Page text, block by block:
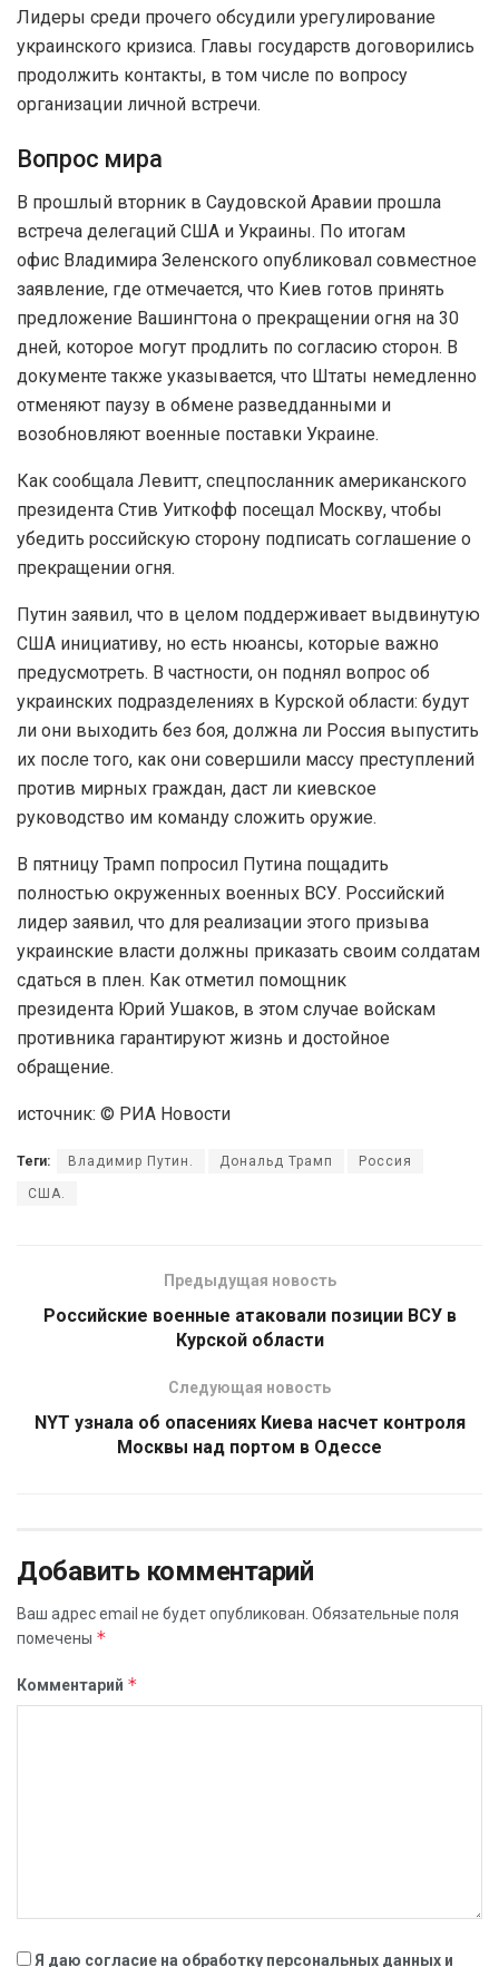
Лидеры среди прочего обсудили урегулирование
украинского кризиса. Главы государств договорились
продолжить контакты, в том числе по вопросу
организации личной встречи.
Вопрос мира
В прошлый вторник в Саудовской Аравии прошла
встреча делегаций США и Украины. По итогам
офис Владимира Зеленского опубликовал совместное
заявление, где отмечается, что Киев готов принять
предложение Вашингтона о прекращении огня на 30
дней, которое могут продлить по согласию сторон. В
документе также указывается, что Штаты немедленно
отменяют паузу в обмене разведданными и
возобновляют военные поставки Украине.
Как сообщала Левитт, спецпосланник американского
президента Стив Уиткофф посещал Москву, чтобы
убедить российскую сторону подписать соглашение о
прекращении огня.
Путин заявил, что в целом поддерживает выдвинутую
США инициативу, но есть нюансы, которые важно
предусмотреть. В частности, он поднял вопрос об
украинских подразделениях в Курской области: будут
ли они выходить без боя, должна ли Россия выпустить
их после того, как они совершили массу преступлений
против мирных граждан, даст ли киевское
руководство им команду сложить оружие.
В пятницу Трамп попросил Путина пощадить
полностью окруженных военных ВСУ. Российский
лидер заявил, что для реализации этого призыва
украинские власти должны приказать своим солдатам
сдаться в плен. Как отметил помощник
президента Юрий Ушаков, в этом случае войскам
противника гарантируют жизнь и достойное
обращение.
источник: © РИА Новости
Теги: Владимир Путин. Дональд Трамп Россия
США.
Предыдущая новость
Российские военные атаковали позиции ВСУ в
Курской области
Следующая новость
NYT узнала об опасениях Киева насчет контроля
Москвы над портом в Одессе
Добавить комментарий
Ваш адрес email не будет опубликован. Обязательные поля
помечены *
Комментарий *
Я даю согласие на обработку персональных данных и